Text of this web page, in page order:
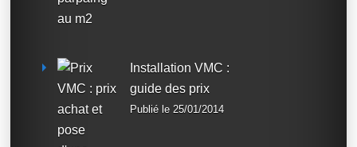
Installation VMC :
guide des prix
Publié le 25/01/2014